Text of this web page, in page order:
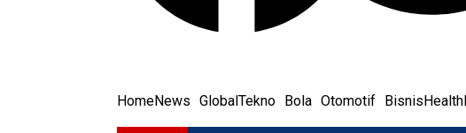
HomeNews Global Tekno Bola Otomotif Bisnis Health